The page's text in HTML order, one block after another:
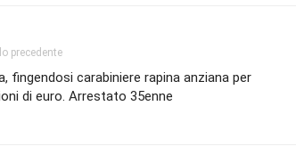
precedente
fingendosi carabiniere rapina anziana per
di euro. Arrestato 35enne